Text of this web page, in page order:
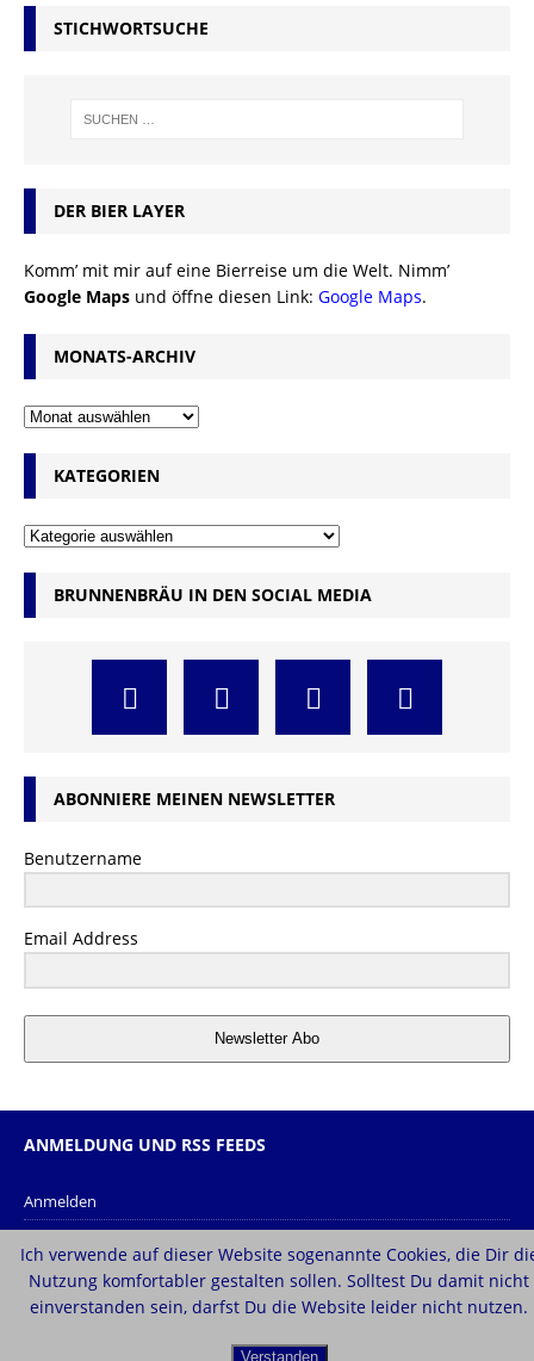
STICHWORTSUCHE
DER BIER LAYER
Komm’ mit mir auf eine Bierreise um die Welt. Nimm’
Google Maps und öffne diesen Link: Google Maps.
MONATS-ARCHIV
KATEGORIEN
BRUNNENBRÄU IN DEN SOCIAL MEDIA
ABONNIERE MEINEN NEWSLETTER
Benutzername
Email Address
Newsletter Abo
ANMELDUNG UND RSS FEEDS
Anmelden
Kommentar-Feed
WordPress.org
Ich verwende auf dieser Website sogenannte Cookies, die Dir
Nutzung komfortabler gestalten sollen. Solltest Du damit nicht
einverstanden sein, darfst Du die Website leider nicht nutzen.
Verstanden